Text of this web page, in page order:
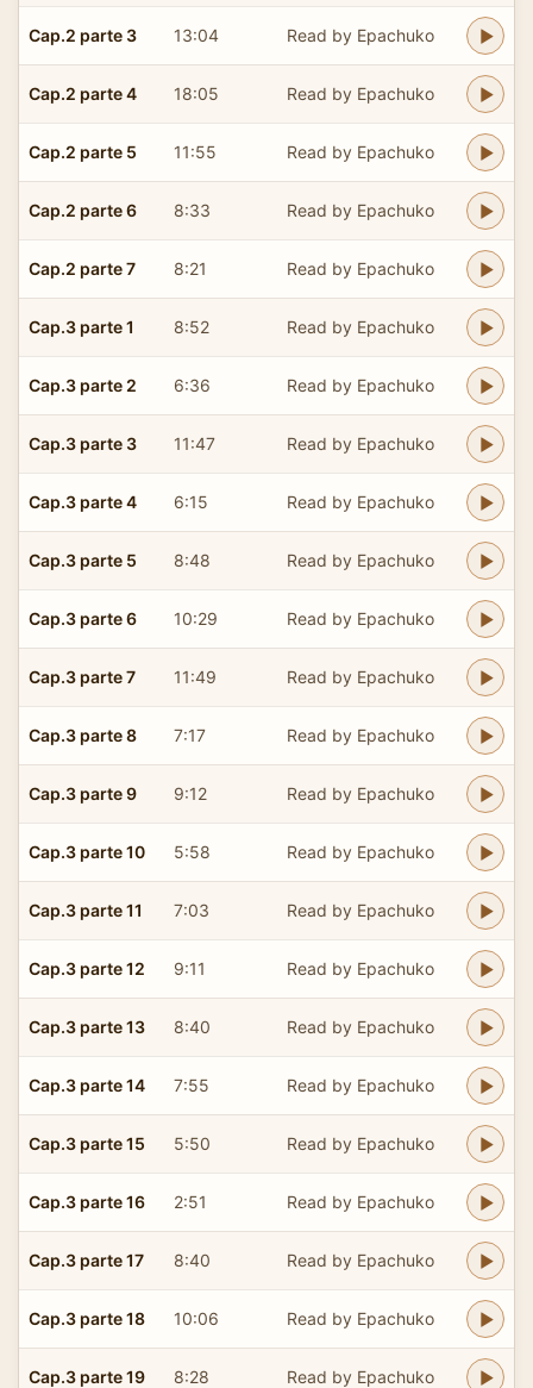
Cap.2 parte 3 13:04 Read by Epachuko
Cap.2 parte 4 18:05 Read by Epachuko
Cap.2 parte 5 11:55 Read by Epachuko
Cap.2 parte 6 8:33 Read by Epachuko
Cap.2 parte 7 8:21 Read by Epachuko
Cap.3 parte 1 8:52 Read by Epachuko
Cap.3 parte 2 6:36 Read by Epachuko
Cap.3 parte 3 11:47 Read by Epachuko
Cap.3 parte 4 6:15 Read by Epachuko
Cap.3 parte 5 8:48 Read by Epachuko
Cap.3 parte 6 10:29 Read by Epachuko
Cap.3 parte 7 11:49 Read by Epachuko
Cap.3 parte 8 7:17 Read by Epachuko
Cap.3 parte 9 9:12 Read by Epachuko
Cap.3 parte 10 5:58 Read by Epachuko
Cap.3 parte 11 7:03 Read by Epachuko
Cap.3 parte 12 9:11 Read by Epachuko
Cap.3 parte 13 8:40 Read by Epachuko
Cap.3 parte 14 7:55 Read by Epachuko
Cap.3 parte 15 5:50 Read by Epachuko
Cap.3 parte 16 2:51 Read by Epachuko
Cap.3 parte 17 8:40 Read by Epachuko
Cap.3 parte 18 10:06 Read by Epachuko
Cap.3 parte 19 8:28 Read by Epachuko